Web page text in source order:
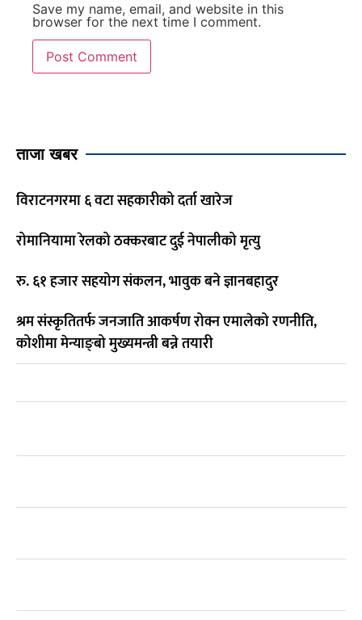
Save my name, email, and website in this
browser for the next time I comment.
ताजा खबर
विराटनगरमा ६ वटा सहकारीको दर्ता खारेज
रोमानियामा रेलको ठक्करबाट दुई नेपालीको मृत्यु
रु. ६१ हजार सहयोग संकलन, भावुक बने ज्ञानबहादुर
श्रम संस्कृतितर्फ जनजाति आकर्षण रोक्न एमालेको रणनीति,
कोशीमा मेन्याङ्बो मुख्यमन्त्री बन्ने तयारी